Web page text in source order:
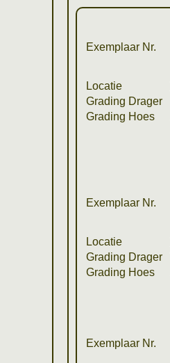
Exemplaar Nr.
Locatie
Grading Drager
Grading Hoes
Exemplaar Nr.
Locatie
Grading Drager
Grading Hoes
Exemplaar Nr.